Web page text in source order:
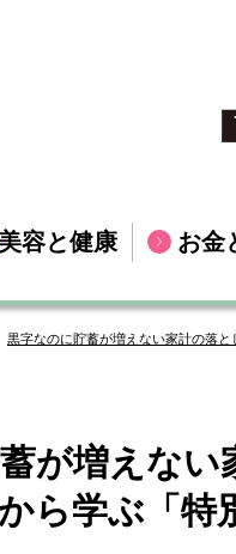
美容と健康 お金
黒字なのに貯蓄が増えない家計の落
が増えな
ら学ぶ「特